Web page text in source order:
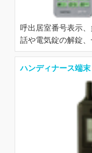
呼出居室番号表示
話や電気錠の解錠
ハンディナース端